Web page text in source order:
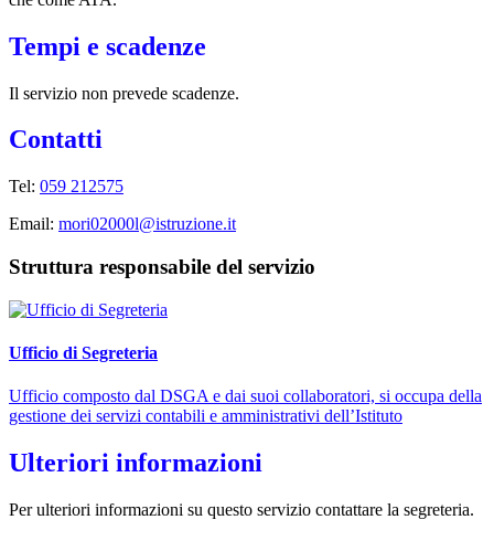
Tempi e scadenze
Il servizio non prevede scadenze.
Contatti
Tel: 059 212575
Email: mori02000l@istruzione.it
Struttura responsabile del servizio
Ufficio di Segreteria
Ufficio composto dal DSGA e dai suoi collaboratori, si occupa della
gestione dei servizi contabili e amministrativi dell’Istituto
Ulteriori informazioni
Per ulteriori informazioni su questo servizio contattare la segreteria.